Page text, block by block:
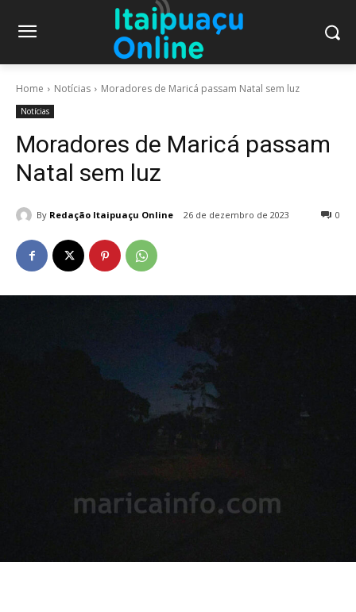
Home Notícias Moradores de Maricá passam Natal sem luz
Notícias
Moradores de Maricá passam
Natal sem luz
By Redação Itaipuaçu Online 26 de dezembro de 2023 0